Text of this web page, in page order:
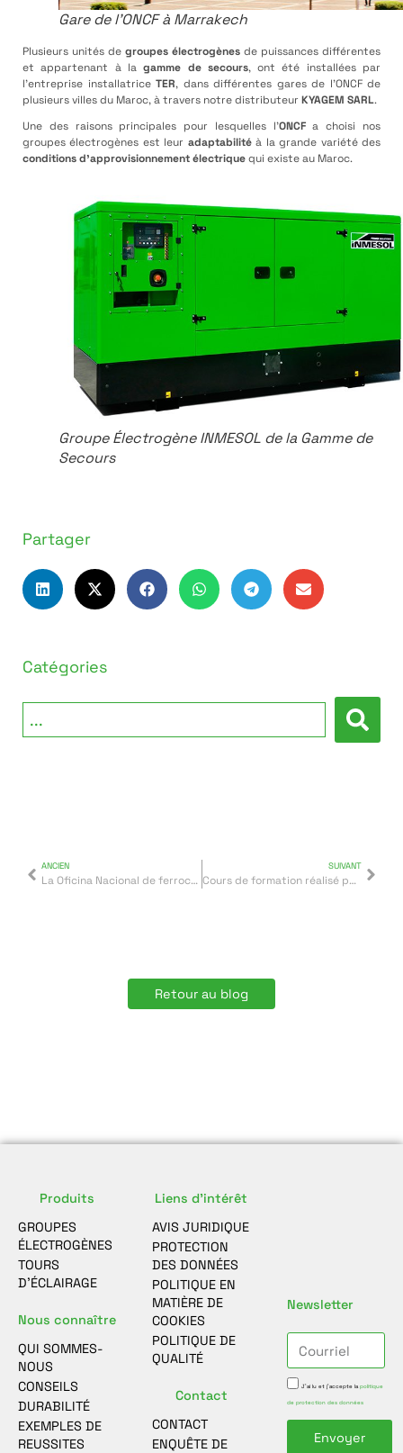
Gare de l’ONCF à Marrakech
Plusieurs unités de groupes électrogènes de puissances différentes
et appartenant à lagamme de secours, ont été installées par
l’entreprise installatrice TER, dans différentes gares de l’ONCF de
plusieurs villes du Maroc, à travers notre distributeur KYAGEM SARL.
Une des raisons principales pour lesquelles l’ONCFa choisi nos
groupes électrogènes est leur adaptabilitéà la grande variété des
conditions d’approvisionnement électriquequi existe au Maroc.
Groupe Électrogène INMESOL de la Gamme de
Secours
Partager
Catégories
ANCIEN
La Oficina Nacional de ferrocarril de Marruecos, ha confiado en los grupos electrógenos INMESOL
SUIVANT
Cours de formation réalisé par INMESOL pour les ingénieurs et techniciens de l’ONCF au Maroc
Retour au blog
Produits
GROUPES
ÉLECTROGÈNES
TOURS
D’ÉCLAIRAGE
Nous connaître
QUI SOMMES-
NOUS
CONSEILS
DURABILITÉ
EXEMPLES DE
REUSSITES
Liens d'intérêt
AVIS JURIDIQUE
PROTECTION
DES DONNÉES
POLITIQUE EN
MATIÈRE DE
COOKIES
POLITIQUE DE
QUALITÉ
Contact
CONTACT
ENQUÊTE DE
Newsletter
J'ai lu et j'accepte lapolitique
de protection des données
Envoyer